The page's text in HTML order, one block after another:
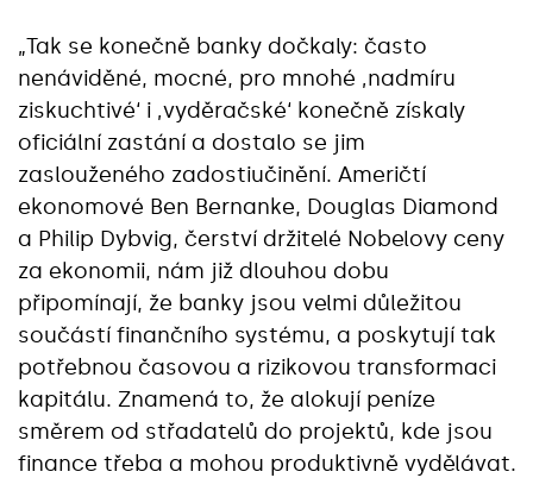
„Tak se konečně banky dočkaly: často
nenáviděné, mocné, pro mnohé ‚nadmíru
ziskuchtivé‘ i ‚vyděračské‘ konečně získaly
oficiální zastání a dostalo se jim
zaslouženého zadostiučinění. Američtí
ekonomové Ben Bernanke, Douglas Diamond
a Philip Dybvig, čerství držitelé Nobelovy ceny
za ekonomii, nám již dlouhou dobu
připomínají, že banky jsou velmi důležitou
součástí finančního systému, a poskytují tak
potřebnou časovou a rizikovou transformaci
kapitálu. Znamená to, že alokují peníze
směrem od střadatelů do projektů, kde jsou
finance třeba a mohou produktivně vydělávat.